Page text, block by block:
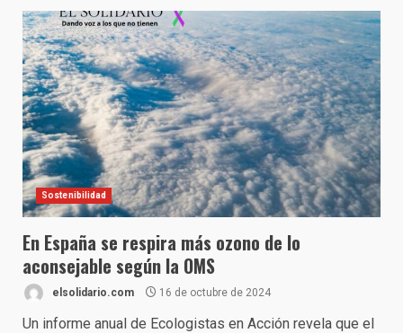
Sostenibilidad
En España se respira más ozono de lo
aconsejable según la OMS
elsolidario.com 16 de octubre de 2024
Un informe anual de Ecologistas en Acción revela que el